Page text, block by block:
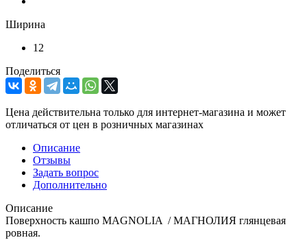
Ширина
12
Поделиться
Цена действительна только для интернет-магазина и может
отличаться от цен в розничных магазинах
Описание
Отзывы
Задать вопрос
Дополнительно
Описание
Поверхность кашпо MAGNOLIA / МАГНОЛИЯ глянцевая
ровная.